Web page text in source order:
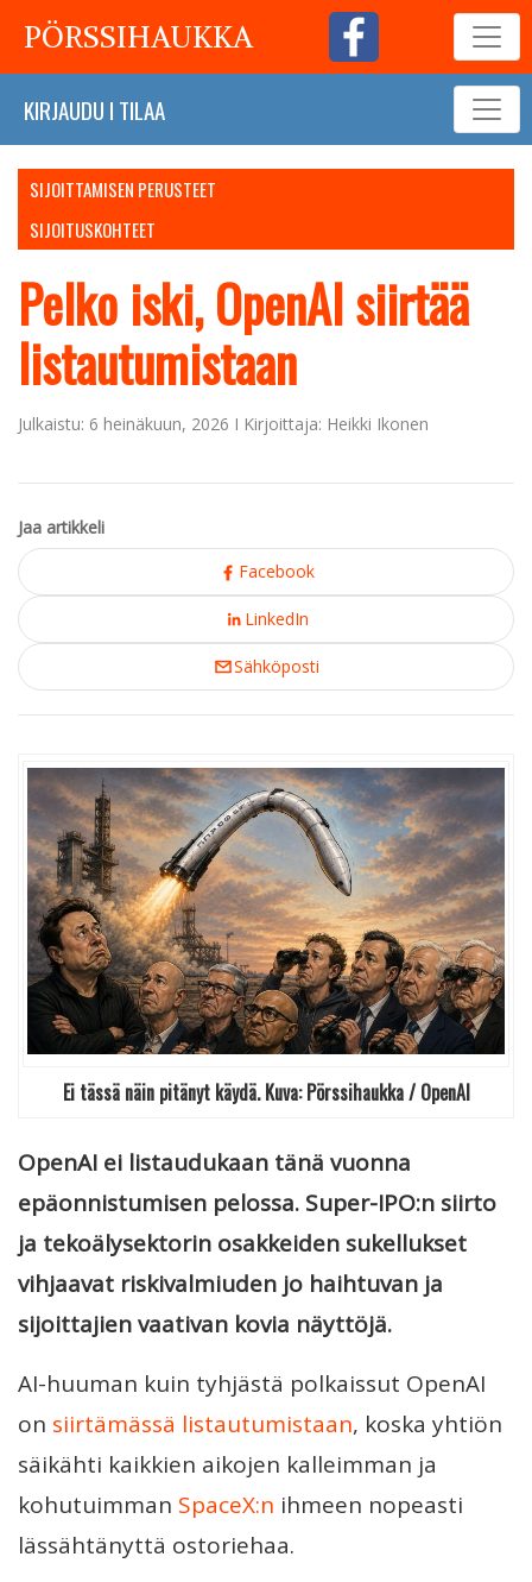
PÖRSSIHAUKKA
KIRJAUDU I TILAA
SIJOITTAMISEN PERUSTEET
SIJOITUSKOHTEET
Pelko iski, OpenAI siirtää
listautumistaan
Julkaistu: 6 heinäkuun, 2026 I Kirjoittaja: Heikki Ikonen
Jaa artikkeli
Facebook
LinkedIn
Sähköposti
Ei tässä näin pitänyt käydä. Kuva: Pörssihaukka / OpenAI
OpenAI ei listaudukaan tänä vuonna
epäonnistumisen pelossa. Super-IPO:n siirto
ja tekoälysektorin osakkeiden sukellukset
vihjaavat riskivalmiuden jo haihtuvan ja
sijoittajien vaativan kovia näyttöjä.
AI-huuman kuin tyhjästä polkaissut OpenAI
on siirtämässä listautumistaan, koska yhtiön
säikähti kaikkien aikojen kalleimman ja
kohutuimman SpaceX:n ihmeen nopeasti
lässähtänyttä ostoriehaa.